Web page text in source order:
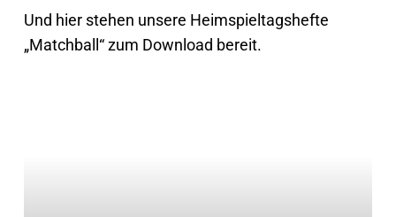
Und hier stehen unsere Heimspieltagshefte
„Matchball“ zum Download bereit.